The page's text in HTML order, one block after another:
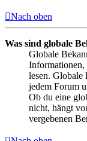
Nach oben
Was sind globale
Globale
Informationen,
lesen. Globale
jedem Forum
Ob du eine
nicht, hängt
vergebenen